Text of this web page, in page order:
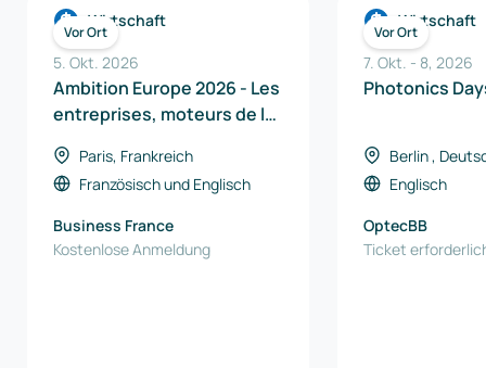
Vor Ort
Wirtschaft
5. Okt. 2026
Ambition Europe 2026 - Les
entreprises, moteurs de la
en Europe
Paris, Frankreich
Französischund Englisch
Business France
Kostenlose Anmeldung
Vor Ort
Wirtschaft
7. Okt. - 8, 2026
Berlin ,
Englisch
OptecBB
Ticket